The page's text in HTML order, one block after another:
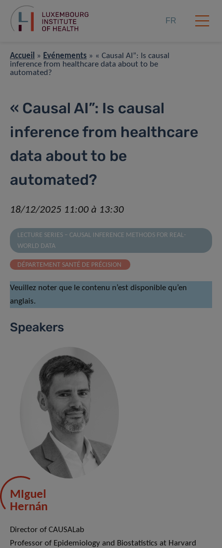
FR
Accueil » Événements » « Causal AI”: Is causal
inference from healthcare data about to be
automated?
« Causal AI”: Is causal
inference from healthcare
data about to be
automated?
18/12/2025 11:00 à 13:30
LECTURE SERIES – CAUSAL INFERENCE METHODS FOR REAL-
WORLD DATA
DÉPARTEMENT SANTÉ DE PRÉCISION
Veuillez noter que le contenu n’est disponible qu’en
anglais.
Speakers
MIguel
Hernán
Director of CAUSALab
Professor of Epidemiology and Biostatistics at Harvard